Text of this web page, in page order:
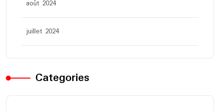
août 2024
juillet 2024
Categories